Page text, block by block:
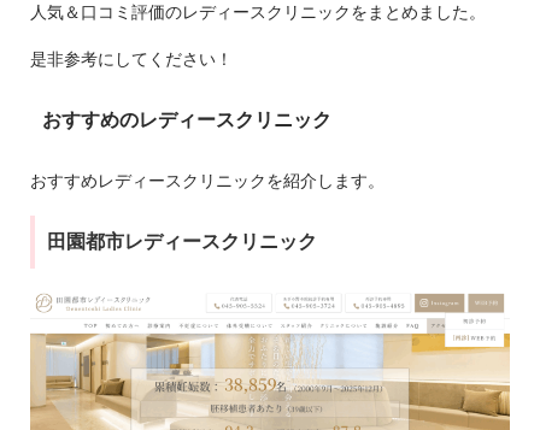
人気＆口コミ評価のレディースクリニックをまとめました。
是非参考にしてください！
おすすめのレディースクリニック
おすすめレディースクリニックを紹介します。
田園都市レディースクリニック